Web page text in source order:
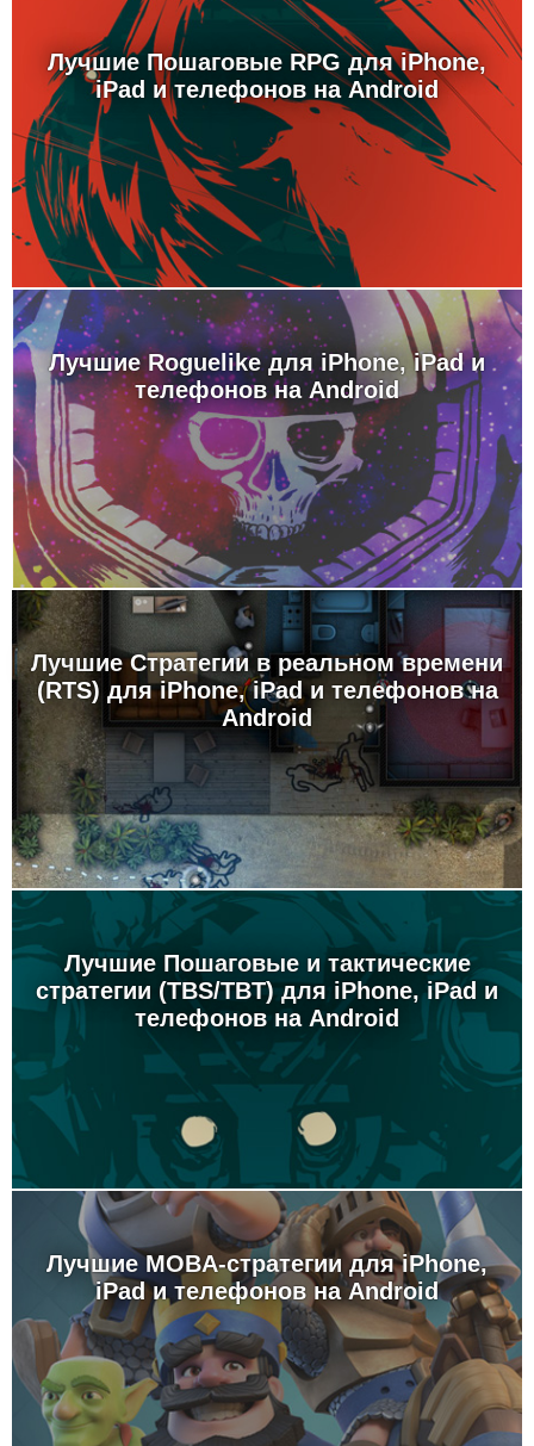
Лучшие Пошаговые RPG для iPhone,
iPad и телефонов на Android
Лучшие Roguelike для iPhone, iPad и
телефонов на Android
Лучшие Стратегии в реальном времени
(RTS) для iPhone, iPad и телефонов на
Android
Лучшие Пошаговые и тактические
стратегии (TBS/TBT) для iPhone, iPad и
телефонов на Android
Лучшие MOBA-стратегии для iPhone,
iPad и телефонов на Android